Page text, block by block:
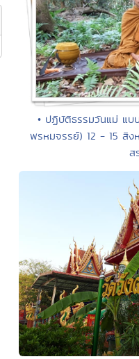
• ปฏิบัติธรรมวันแม่ แบ
พรหมจรรย์) 12 - 15 สิ
ส